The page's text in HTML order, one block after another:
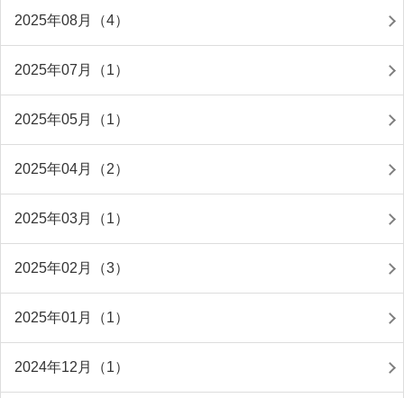
2025年08月（4）
2025年07月（1）
2025年05月（1）
2025年04月（2）
2025年03月（1）
2025年02月（3）
2025年01月（1）
2024年12月（1）